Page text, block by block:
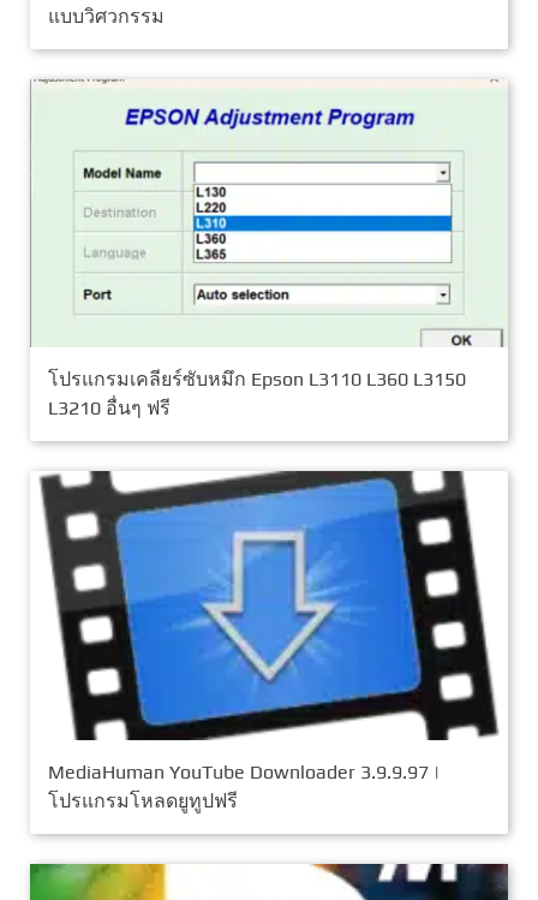
แบบวิศวกรรม
โปรแกรมเคลียร์ซับหมึก Epson L3110 L360 L3150
L3210 อื่นๆ ฟรี
MediaHuman YouTube Downloader 3.9.9.97 |
โปรแกรมโหลดยูทูปฟรี